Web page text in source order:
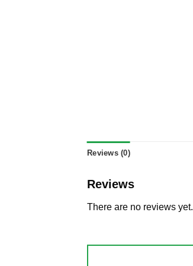
Reviews (0)
Reviews
There are no reviews yet.